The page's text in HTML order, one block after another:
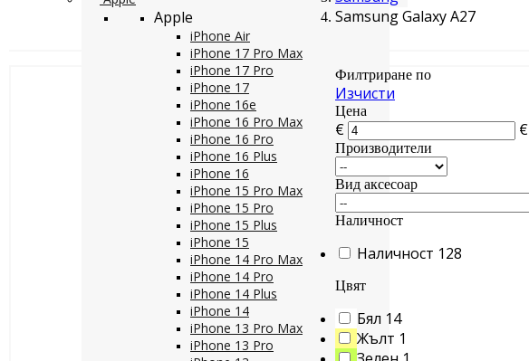
Apple
iPhone Air
iPhone 17 Pro Max
iPhone 17 Pro
iPhone 17
iPhone 16e
iPhone 16 Pro Max
iPhone 16 Pro
iPhone 16 Plus
iPhone 16
iPhone 15 Pro Max
iPhone 15 Pro
iPhone 15 Plus
iPhone 15
iPhone 14 Pro Max
iPhone 14 Pro
iPhone 14 Plus
iPhone 14
iPhone 13 Pro Max
iPhone 13 Pro
Samsung Galaxy A27
Филтриране по
Изчисти
Цена
€ €
Производители
Вид аксесоар
Наличност
Наличност 128
Цвят
Бял 14
Жълт 1